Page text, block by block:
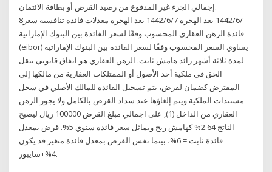
إجمالي الجزء غير المدفوع من رصيد القرض أو بطاقة الائتمان.
8‏‏/6‏‏/1442 بعد الهجرة 7‏‏/6‏‏/1442 بعد الهجرة معدلات فائدة تنافسية سعر
فائدة الرهن العقاري المحسوب وفقًا لسعر الفائدة بين البنوك الإماراتية
(eibor) يساوي السعر المحسوب وفقًا لسعر الفائدة بين البنوك الإماراتية
لمدة ثلاثة أشهر زائد هامش ثابت. الرهن العقاري هو اتفاق قانوني ينقل
الحق في ملكية أحد الأصول أو الممتلكات العقارية من مالكها إلى
المقترض كضمان لقرض، يتم تسجيل الفائدة للمالك الأصلي في سجل
مستندات الملكية ويتم إلغاؤها عند سداد القرض بالكامل ولا يجوز الرهن
العقاري من الداخل (1), على اجمالي مبلغ القرض 100000 ريال ليصبح
الناتج 2.64% كهامش ربح ويماثل سعر فائدة سنوي 5%. قرض بمعدل
فائدة ثابت = 6%، بينما نفس القرض بمعدل فائدة متغير قد يكون
4%+سايبور.